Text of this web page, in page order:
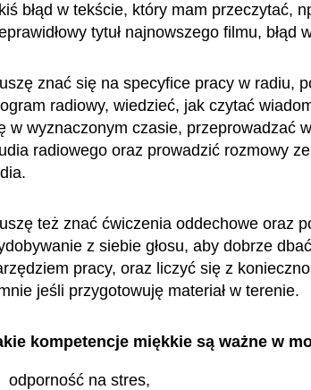
błąd w tekście, który mam przeczytać,
tytuł najnowszego filmu, błąd
znać się na specyfice pracy w radiu,
radiowy, wiedzieć, jak czytać
w wyznaczonym czasie, przeprowadzać
radiowego oraz prowadzić rozmowy
też znać ćwiczenia oddechowe oraz
z siebie głosu, aby dobrze
pracy, oraz liczyć się z
jeśli przygotowuję materiał w terenie.
kompetencje miękkie są ważne w
odporność na stres,